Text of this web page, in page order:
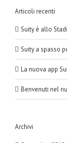
Articoli recenti
Suity è allo
Suity a spasso
La nuova app
Benvenuti nel
Archivi